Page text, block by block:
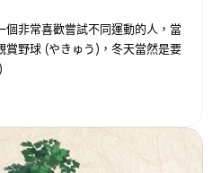
非常喜歡嘗試不同運動的人，當
賞野球 (やきゅう)，冬天當然是要